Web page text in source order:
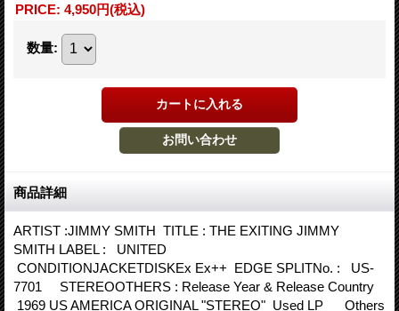
PRICE: 4,950円(税込)
数量:
商品詳細
ARTIST :JIMMY SMITH TITLE : THE EXITING JIMMY
SMITH LABEL : UNITED
CONDITIONJACKETDISKEx Ex++ EDGE SPLITNo. : US-
7701 STEREOOTHERS : Release Year & Release Country
1969 US AMERICA ORIGINAL "STEREO" Used LP Others